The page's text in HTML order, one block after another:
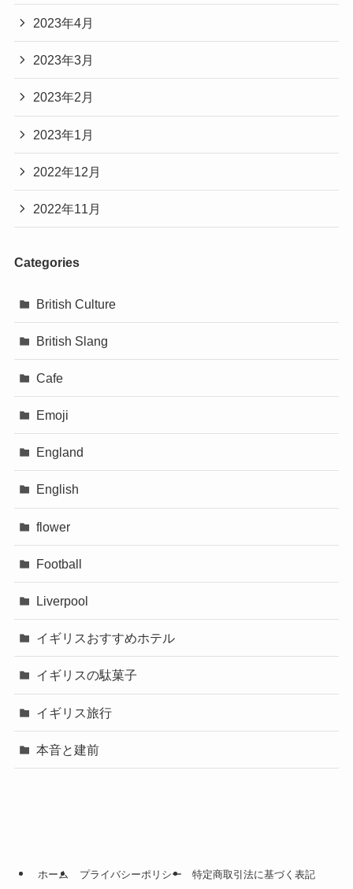
2023年4月
2023年3月
2023年2月
2023年1月
2022年12月
2022年11月
Categories
British Culture
British Slang
Cafe
Emoji
England
English
flower
Football
Liverpool
イギリスおすすめホテル
イギリスの駄菓子
イギリス旅行
本音と建前
ホーム プライバシーポリシー 特定商取引法に基づく表記